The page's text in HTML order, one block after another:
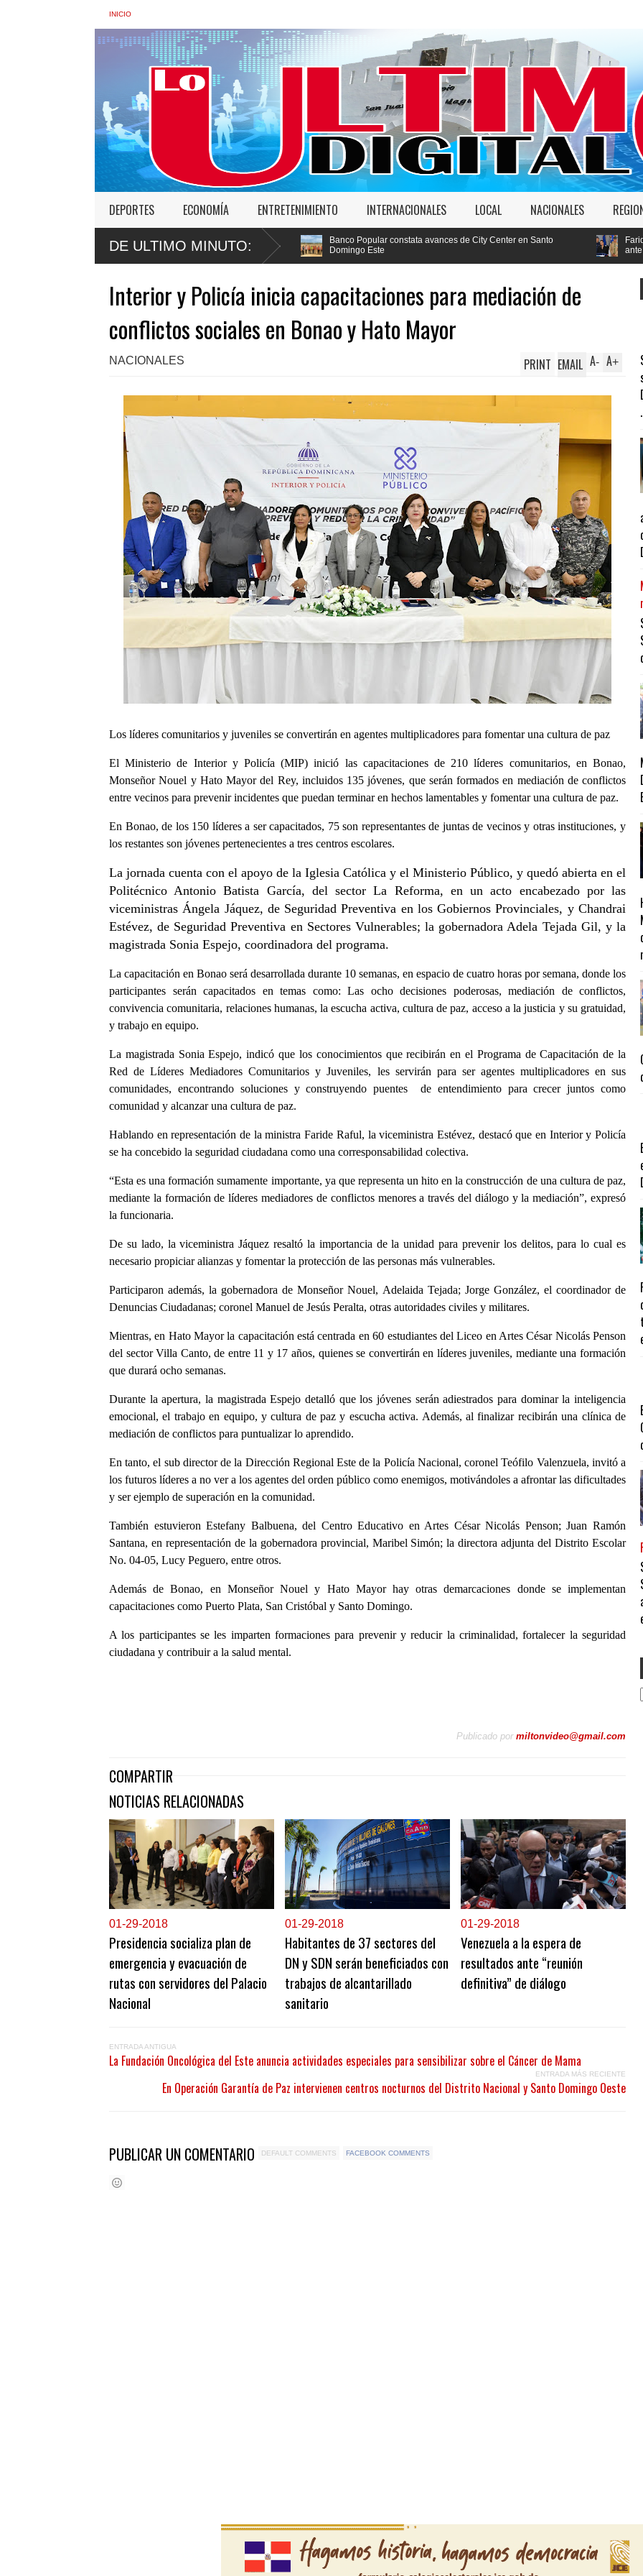
INICIO
DEPORTES ECONOMÍA ENTRETENIMIENTO INTERNACIONALES LOCAL NACIONALES
DE ULTIMO MINUTO:
migratoria irregular durante la última
Banco Popular constata avances de City Center en Santo
Domingo Este
Faride Raful: "Si un agente
Interior y Policía inicia capacitaciones para mediación de
conflictos sociales en Bonao y Hato Mayor
NACIONALES A+
A-
PRINT EMAIL
Los líderes comunitarios y juveniles se convertirán en agentes multiplicadores para fomentar una cultura de paz
El Ministerio de Interior y Policía (MIP) inició las capacitaciones de 210 líderes comunitarios, en Bonao,
Monseñor Nouel y Hato Mayor del Rey, incluidos 135 jóvenes, que serán formados en mediación de conflictos
entre vecinos para prevenir incidentes que puedan terminar en hechos lamentables y fomentar una cultura de paz.
En Bonao, de los 150 líderes a ser capacitados, 75 son representantes de juntas de vecinos y otras instituciones, y
los restantes son jóvenes pertenecientes a tres centros escolares.
La jornada cuenta con el apoyo de la Iglesia Católica y el Ministerio Público, y quedó abierta en el
Politécnico Antonio Batista García, del sector La Reforma, en un acto encabezado por las
viceministras Ángela Jáquez, de Seguridad Preventiva en los Gobiernos Provinciales, y Chandrai
Estévez, de Seguridad Preventiva en Sectores Vulnerables; la gobernadora Adela Tejada Gil, y la
magistrada Sonia Espejo, coordinadora del programa.
La capacitación en Bonao será desarrollada durante 10 semanas, en espacio de cuatro horas por semana, donde los
participantes serán capacitados en temas como: Las ocho decisiones poderosas, mediación de conflictos,
convivencia comunitaria, relaciones humanas, la escucha activa, cultura de paz, acceso a la justicia y su gratuidad,
y trabajo en equipo.
La magistrada Sonia Espejo, indicó que los conocimientos que recibirán en el Programa de Capacitación de la
Red de Líderes Mediadores Comunitarios y Juveniles, les servirán para ser agentes multiplicadores en sus
comunidades, encontrando soluciones y construyendo puentes de entendimiento para crecer juntos como
comunidad y alcanzar una cultura de paz.
Hablando en representación de la ministra Faride Raful, la viceministra Estévez, destacó que en Interior y Policía
se ha concebido la seguridad ciudadana como una corresponsabilidad colectiva.
“Esta es una formación sumamente importante, ya que representa un hito en la construcción de una cultura de paz,
mediante la formación de líderes mediadores de conflictos menores a través del diálogo y la mediación”, expresó
la funcionaria.
De su lado, la viceministra Jáquez resaltó la importancia de la unidad para prevenir los delitos, para lo cual es
necesario propiciar alianzas y fomentar la protección de las personas más vulnerables.
Participaron además, la gobernadora de Monseñor Nouel, Adelaida Tejada; Jorge González, el coordinador de
Denuncias Ciudadanas; coronel Manuel de Jesús Peralta, otras autoridades civiles y militares.
Mientras, en Hato Mayor la capacitación está centrada en 60 estudiantes del Liceo en Artes César Nicolás Penson
del sector Villa Canto, de entre 11 y 17 años, quienes se convertirán en líderes juveniles, mediante una formación
que durará ocho semanas.
Durante la apertura, la magistrada Espejo detalló que los jóvenes serán adiestrados para dominar la inteligencia
emocional, el trabajo en equipo, y cultura de paz y escucha activa. Además, al finalizar recibirán una clínica de
mediación de conflictos para puntualizar lo aprendido.
En tanto, el sub director de la Dirección Regional Este de la Policía Nacional, coronel Teófilo Valenzuela, invitó a
los futuros líderes a no ver a los agentes del orden público como enemigos, motivándoles a afrontar las dificultades
y ser ejemplo de superación en la comunidad.
También estuvieron Estefany Balbuena, del Centro Educativo en Artes César Nicolás Penson; Juan Ramón
Santana, en representación de la gobernadora provincial, Maribel Simón; la directora adjunta del Distrito Escolar
No. 04-05, Lucy Peguero, entre otros.
Además de Bonao, en Monseñor Nouel y Hato Mayor hay otras demarcaciones donde se implementan
capacitaciones como Puerto Plata, San Cristóbal y Santo Domingo.
A los participantes se les imparten formaciones para prevenir y reducir la criminalidad, fortalecer la seguridad
ciudadana y contribuir a la salud mental.
Publicado por miltonvideo@gmail.com
COMPARTIR
NOTICIAS RELACIONADAS
01-29-2018
Presidencia socializa plan de
emergencia y evacuación de
rutas con servidores del Palacio
Nacional
01-29-2018
Habitantes de 37 sectores del
DN y SDN serán beneficiados con
trabajos de alcantarillado
sanitario
01-29-2018
Venezuela a la espera de
resultados ante “reunión
definitiva” de diálogo
ENTRADA ANTIGUA
La Fundación Oncológica del Este anuncia actividades especiales para sensibilizar sobre el Cáncer de Mama
ENTRADA MÁS RECIENTE
En Operación Garantía de Paz intervienen centros nocturnos del Distrito Nacional y Santo Domingo Oeste
PUBLICAR UN COMENTARIO DEFAULT COMMENTS FACEBOOK COMMENTS